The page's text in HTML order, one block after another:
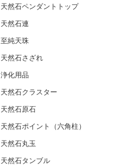
天然石ペンダントトップ
天然石連
至純天珠
天然石さざれ
浄化用品
天然石クラスター
天然石原石
天然石ポイント（六角柱）
天然石丸玉
天然石タンブル